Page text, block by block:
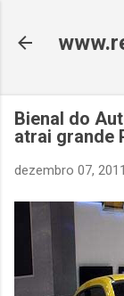
Bienal do
atrai grande
dezembro 07, 2011